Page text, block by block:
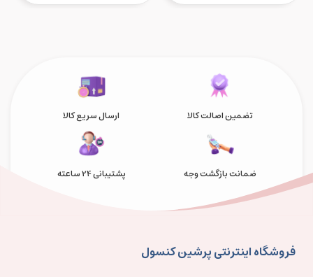
تضمین اصالت کالا ارسال سریع کالا
ضمانت بازگشت وجه پشتیبانی 24 ساعته
فروشگاه اینترنتی پرشین کنسول